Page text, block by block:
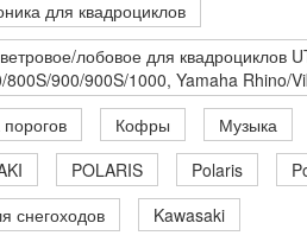
для квадроциклов
лобовое для квадроциклов
800S/900/900S/1000, Yamaha Rhino/
Кофры Музыка
POLARIS Polaris
снегоходов
Kawasaki